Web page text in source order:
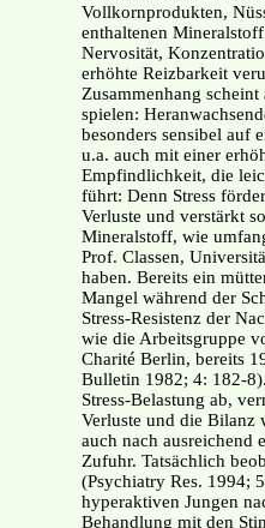
Vollkornprodukten,
enthaltenen
Nervosität,
erhöhte Reizbarkeit
Zusammenhang scheint
spielen:
besonders sensibel auf
u.a. auch mit einer
Empfindlichkeit, die
führt: Denn Stress
Verluste und verstärkt
Mineralstoff, wie
Prof. Classen,
haben. Bereits ein
Mangel während der
Stress-Resistenz der
wie die Arbeitsgruppe
Charité Berlin, bereits
Bulletin 1982; 4: 182-
Stress-Belastung ab,
Verluste und die Bilanz
auch nach ausreichend
Zufuhr. Tatsächlich
(Psychiatry Res. 1994;
hyperaktiven Jungen
Behandlung mit den